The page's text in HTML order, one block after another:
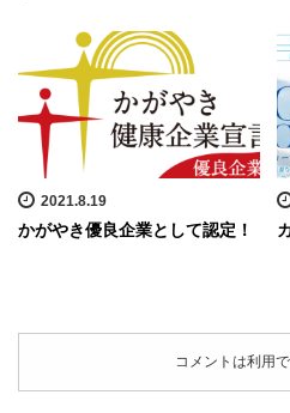
2021.8.19
かがやき優良企業として認定！
コメントは利用で